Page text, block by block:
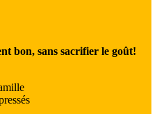
bon, sans sacrifier le goût!